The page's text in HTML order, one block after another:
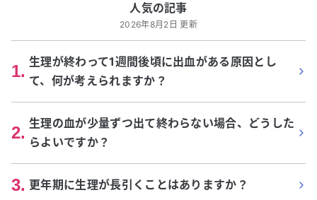
人気の記事
2026年8月2日 更新
1. 生理が終わって1週間後頃に出血がある原因とし
て、何が考えられますか？
2. 生理の血が少量ずつ出て終わらない場合、どうした
らよいですか？
3. 更年期に生理が長引くことはありますか？